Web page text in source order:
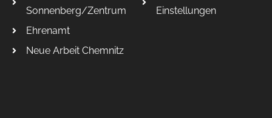
Sonnenberg/Zentrum
Ehrenamt
Neue Arbeit Chemnitz
Einstellungen